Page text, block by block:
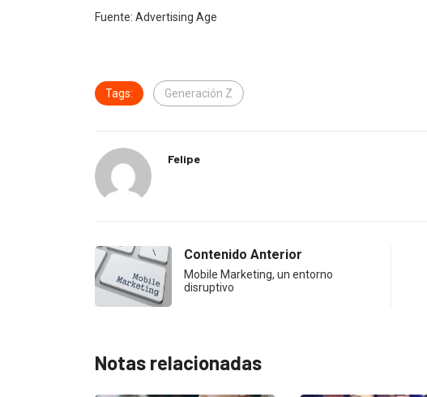
Fuente: Advertising Age
Tags: Generación Z
Felipe
Contenido Anterior
Mobile Marketing, un entorno
disruptivo
Notas relacionadas